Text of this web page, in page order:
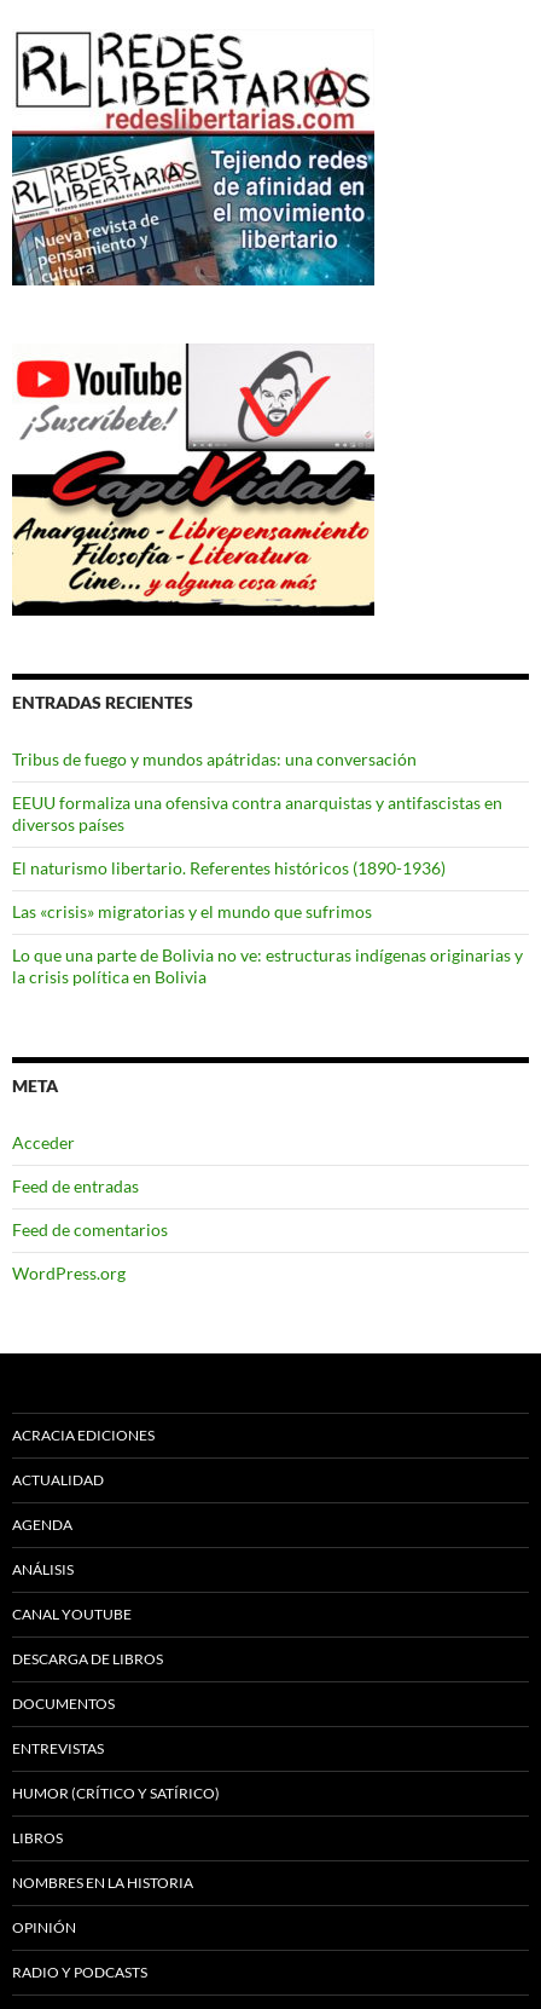
ENTRADAS RECIENTES
Tribus de fuego y mundos apátridas: una conversación
EEUU formaliza una ofensiva contra anarquistas y antifascistas en
diversos países
El naturismo libertario. Referentes históricos (1890-1936)
Las «crisis» migratorias y el mundo que sufrimos
Lo que una parte de Bolivia no ve: estructuras indígenas originarias y
la crisis política en Bolivia
META
Acceder
Feed de entradas
Feed de comentarios
WordPress.org
ACRACIA EDICIONES
ACTUALIDAD
AGENDA
ANÁLISIS
CANAL YOUTUBE
DESCARGA DE LIBROS
DOCUMENTOS
ENTREVISTAS
HUMOR (CRÍTICO Y SATÍRICO)
LIBROS
NOMBRES EN LA HISTORIA
OPINIÓN
RADIO Y PODCASTS